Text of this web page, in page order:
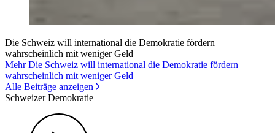
Die Schweiz will international die Demokratie fördern –
wahrscheinlich mit weniger Geld
Mehr Die Schweiz will international die Demokratie fördern –
wahrscheinlich mit weniger Geld
Alle Beiträge anzeigen
Schweizer Demokratie